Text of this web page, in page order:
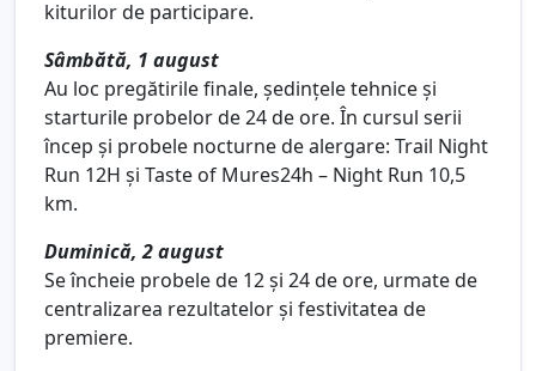
kiturilor de participare.
Sâmbătă, 1 august
Au loc pregătirile finale, ședințele tehnice și
starturile probelor de 24 de ore. În cursul serii
încep și probele nocturne de alergare: Trail Night
Run 12H și Taste of Mures24h – Night Run 10,5
km.
Duminică, 2 august
Se încheie probele de 12 și 24 de ore, urmate de
centralizarea rezultatelor și festivitatea de
premiere.